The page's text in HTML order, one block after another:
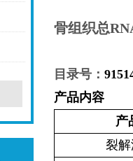
骨组织总
目录号：
产品内容
产
裂